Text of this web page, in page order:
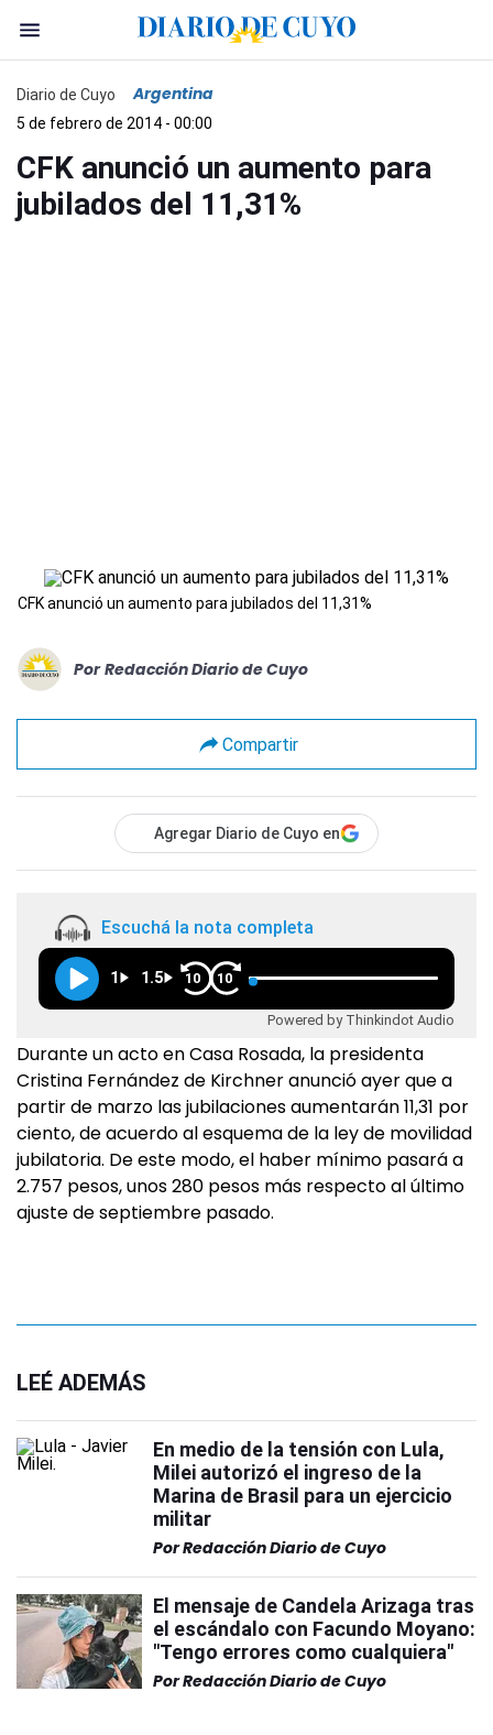
Diario de Cuyo Argentina
5 de febrero de 2014 - 00:00
CFK anunció un aumento para
jubilados del 11,31%
CFK anunció un aumento para jubilados del 11,31%
Por Redacción Diario de Cuyo
Compartir
Agregar Diario de Cuyo en
Escuchá la nota completa
1 1.5 10 10
Powered by Thinkindot Audio
Durante un acto en Casa Rosada, la presidenta
Cristina Fernández de Kirchner anunció ayer que a
partir de marzo las jubilaciones aumentarán 11,31 por
ciento, de acuerdo al esquema de la ley de movilidad
jubilatoria. De este modo, el haber mínimo pasará a
2.757 pesos, unos 280 pesos más respecto al último
ajuste de septiembre pasado.
LEÉ ADEMÁS
En medio de la tensión con Lula,
Milei autorizó el ingreso de la
Marina de Brasil para un ejercicio
militar
PorRedacción Diario de Cuyo
El mensaje de Candela Arizaga tras
el escándalo con Facundo Moyano:
"Tengo errores como cualquiera"
PorRedacción Diario de Cuyo